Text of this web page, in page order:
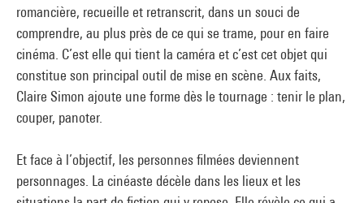
romancière, recueille et retranscrit, dans un souci de
comprendre, au plus près de ce qui se trame, pour en faire
cinéma. C’est elle qui tient la caméra et c’est cet objet qui
constitue son principal outil de mise en scène. Aux faits,
Claire Simon ajoute une forme dès le tournage : tenir le plan,
couper, panoter.
Et face à l’objectif, les personnes filmées deviennent
personnages. La cinéaste décèle dans les lieux et les